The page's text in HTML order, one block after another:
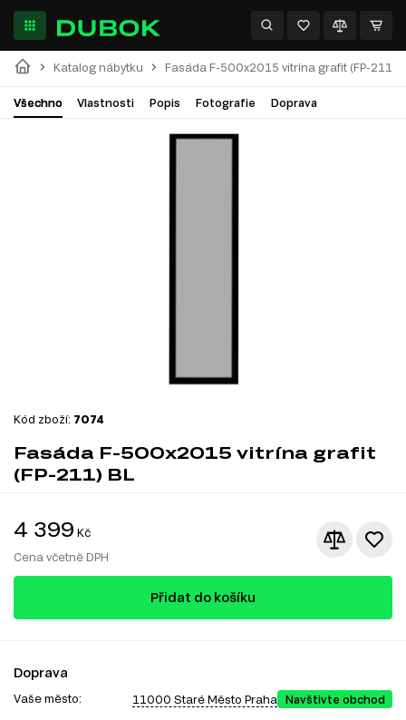
Katalog nábytku Fasáda F-500x2015 vitrína grafit (FP-211)
Všechno Vlastnosti Popis Fotografie Doprava
Kód zboží: 7074
Fasáda F-500x2015 vitrína grafit
(FP-211) BL
4 399 Kč
Cena včetně DPH
Přidat do košíku
Doprava
Vaše město: 11000 Staré Město Praha Navštivte obchod